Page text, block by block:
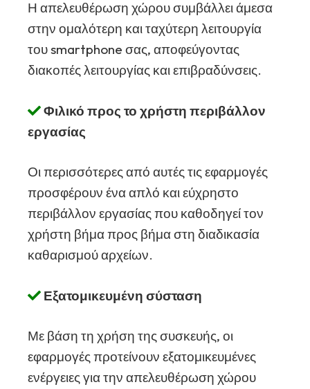
Η απελευθέρωση χώρου συμβάλλει άμεσα
στην ομαλότερη και ταχύτερη λειτουργία
του smartphone σας, αποφεύγοντας
διακοπές λειτουργίας και επιβραδύνσεις.
Φιλικό προς το χρήστη περιβάλλον
εργασίας
Οι περισσότερες από αυτές τις εφαρμογές
προσφέρουν ένα απλό και εύχρηστο
περιβάλλον εργασίας που καθοδηγεί τον
χρήστη βήμα προς βήμα στη διαδικασία
καθαρισμού αρχείων.
Εξατομικευμένη σύσταση
Με βάση τη χρήση της συσκευής, οι
εφαρμογές προτείνουν εξατομικευμένες
ενέργειες για την απελευθέρωση χώρου